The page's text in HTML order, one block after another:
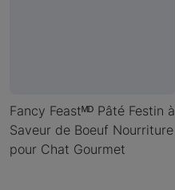
Fancy Feastᴹᴰ Pâté Festin à
Saveur de Boeuf Nourriture
pour Chat Gourmet